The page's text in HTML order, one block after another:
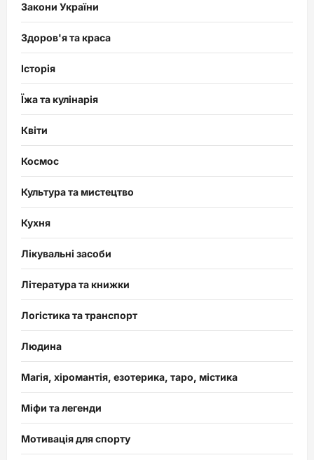
Закони України
Здоров'я та краса
Історія
Їжа та кулінарія
Квіти
Космос
Культура та мистецтво
Кухня
Лікувальні засоби
Література та книжки
Логістика та транспорт
Людина
Магія, хіромантія, езотерика, таро, містика
Міфи та легенди
Мотивація для спорту